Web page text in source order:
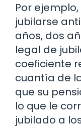
Por
jubilarse
años, dos
legal de
coeficiente
cuantía de
que su
lo que le
jubilado a